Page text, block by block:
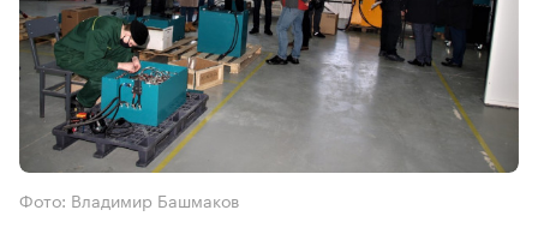
Фото: Владимир Башмаков